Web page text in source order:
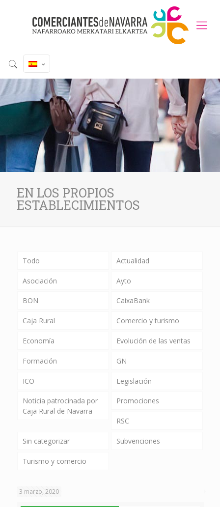
EN LOS PROPIOS
ESTABLECIMIENTOS
Todo Actualidad
Asociación Ayto
BON CaixaBank
Caja Rural Comercio y turismo
Economía Evolución de las ventas
Formación GN
ICO Legislación
Noticia patrocinada por
Caja Rural de Navarra
Promociones
RSC
Sin categorizar Subvenciones
Turismo y comercio
3 marzo, 2020